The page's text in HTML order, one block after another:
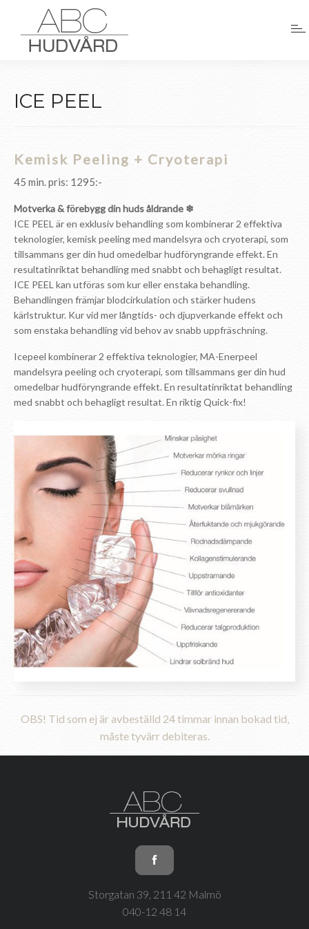
ICE PEEL
Kemisk Peeling + Cryoterapi
45 min. pris: 1295:-
Motverka & förebygg din huds åldrande ❄
ICE PEEL är en exklusiv behandling som kombinerar 2 effektiva
teknologier, kemisk peeling med mandelsyra och cryoterapi, som
tillsammans ger din hud omedelbar hudföryngrande effekt. En
resultatinriktat behandling med snabbt och behagligt resultat.
ICE PEEL kan utföras som kur eller enstaka behandling.
Behandlingen främjar blodcirkulation och stärker hudens
kärlstruktur. Kur vid mer långtids- och djupverkande effekt och
som enstaka behandling vid behov av snabb uppfräschning.
Icepeel kombinerar 2 effektiva teknologier, MA-Enerpeel
mandelsyra peeling och cryoterapi, som tillsammans ger din hud
omedelbar hudföryngrande effekt. En resultatinriktat behandling
med snabbt och behagligt resultat. En riktig Quick-fix!
OBS! Tid som ej är avbeställd 24 timmar innan bokad tid,
måste tyvärr debiteras.
Storgatan 39, 211 42 Malmö
040-12 48 14